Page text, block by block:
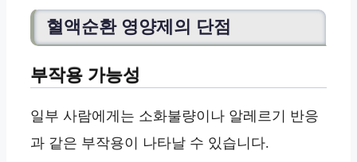
혈액순환 영양제의 단점
부작용 가능성
일부 사람에게는 소화불량이나 알레르기 반응
과 같은 부작용이 나타날 수 있습니다.